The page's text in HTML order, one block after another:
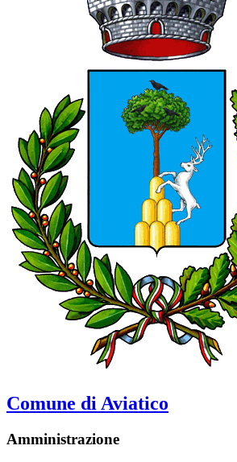
Comune di Aviatico
Amministrazione